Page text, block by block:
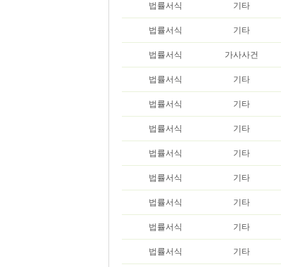
법률서식 기타
법률서식 기타
법률서식 가사사건
법률서식 기타
법률서식 기타
법률서식 기타
법률서식 기타
법률서식 기타
법률서식 기타
법률서식 기타
법률서식 기타